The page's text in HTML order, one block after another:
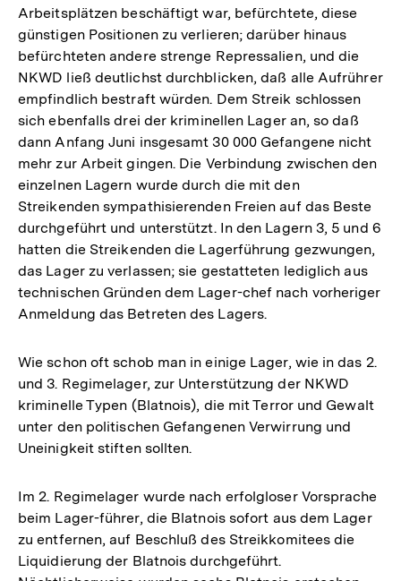
Arbeitsplätzen beschäftigt war, befürchtete, diese
günstigen Positionen zu verlieren; darüber hinaus
befürchteten andere strenge Repressalien, und die
NKWD ließ deutlichst durchblicken, daß alle Aufrührer
empfindlich bestraft würden. Dem Streik schlossen
sich ebenfalls drei der kriminellen Lager an, so daß
dann Anfang Juni insgesamt 30 000 Gefangene nicht
mehr zur Arbeit gingen. Die Verbindung zwischen den
einzelnen Lagern wurde durch die mit den
Streikenden sympathisierenden Freien auf das Beste
durchgeführt und unterstützt. In den Lagern 3, 5 und 6
hatten die Streikenden die Lagerführung gezwungen,
das Lager zu verlassen; sie gestatteten lediglich aus
technischen Gründen dem Lager-chef nach vorheriger
Anmeldung das Betreten des Lagers.
Wie schon oft schob man in einige Lager, wie in das 2.
und 3. Regimelager, zur Unterstützung der NKWD
kriminelle Typen (Blatnois), die mit Terror und Gewalt
unter den politischen Gefangenen Verwirrung und
Uneinigkeit stiften sollten.
Im 2. Regimelager wurde nach erfolgloser Vorsprache
beim Lager-führer, die Blatnois sofort aus dem Lager
zu entfernen, auf Beschluß des Streikkomitees die
Liquidierung der Blatnois durchgeführt.